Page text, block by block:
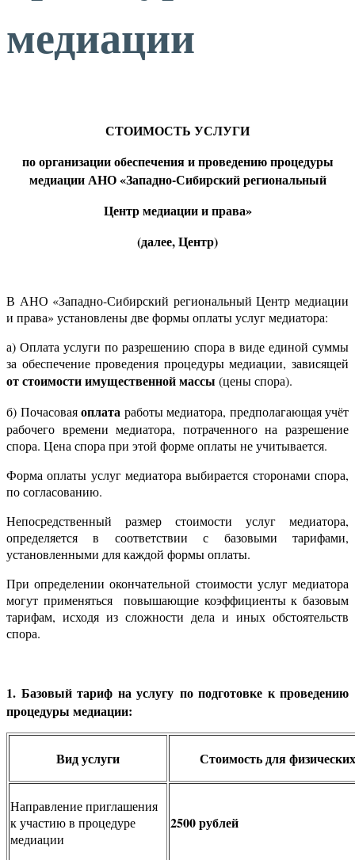
медиации
СТОИМОСТЬ УСЛУГИ
по организации обеспечения и проведению процедуры
медиации АНО «Западно-Сибирский региональный
Центр медиации и права»
(далее, Центр)
В АНО «Западно-Сибирский региональный Центр медиации
и права» установлены две формы оплаты услуг медиатора:
а) Оплата услуги по разрешению спора в виде единой суммы
за обеспечение проведения процедуры медиации, зависящей
от стоимости имущественной массы (цены спора).
б) Почасоваяоплата работы медиатора, предполагающая учёт
рабочего времени медиатора, потраченного на разрешение
спора. Цена спора при этой форме оплаты не учитывается.
Форма оплаты услуг медиатора выбирается сторонами спора,
по согласованию.
Непосредственный размер стоимости услуг медиатора,
определяется в соответствии с базовыми тарифами,
установленными для каждой формы оплаты.
При определении окончательной стоимости услуг медиатора
могут применяться повышающие коэффициенты к базовым
тарифам, исходя из сложности дела и иных обстоятельств
спора.
1. Базовый тариф на услугу по подготовке к проведению
процедуры медиации:
Вид услуги Стоимость для
Направление приглашения
к участию в процедуре
медиации
2500 рублей